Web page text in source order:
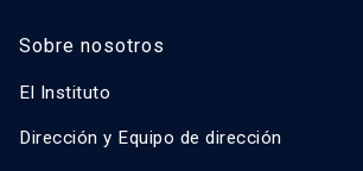
Sobre nosotros
El Instituto
Dirección y Equipo de dirección